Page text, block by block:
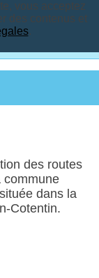
vous acceptez
des contenus et
.
des routes
commune
dans la
Cotentin.